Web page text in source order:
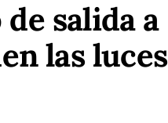
salida a
las luces